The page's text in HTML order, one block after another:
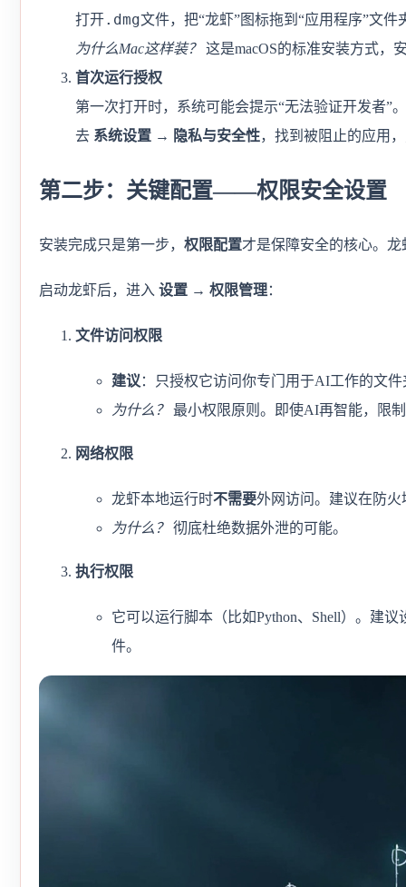
打开.dmg文件，把“龙虾”图标拖到“应用程序”文件
为什么Mac这样装？ 这是macOS的标准安装方式，
首次运行授权
第一次打开时，系统可能会提示“无法验证开发者”
去 系统设置 → 隐私与安全性，找到被阻止的应用
第二步：关键配置——权限安全设置
安装完成只是第一步， 权限配置才是保障安全的核心。
启动龙虾后，进入 设置 → 权限管理：
文件访问权限
建议 ：只授权它访问你专门用于AI工作的文
为什么？ 最小权限原则。即使AI再智能，限
网络权限
龙虾本地运行时不需要外网访问。建议在防
为什么？ 彻底杜绝数据外泄的可能。
执行权限
它可以运行脚本（比如Python、Shell）。建
件。